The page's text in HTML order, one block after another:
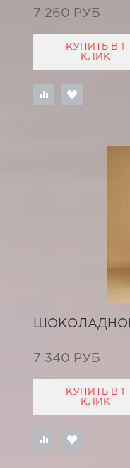
7 260 РУБ
КУПИТЬ В 1
КЛИК
7 340 РУБ
КУПИТЬ В 1
КЛИК